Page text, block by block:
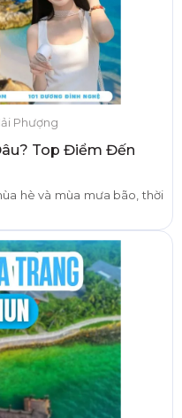
Phượng
Top Điểm Đến
hè và mùa mưa bão, thời